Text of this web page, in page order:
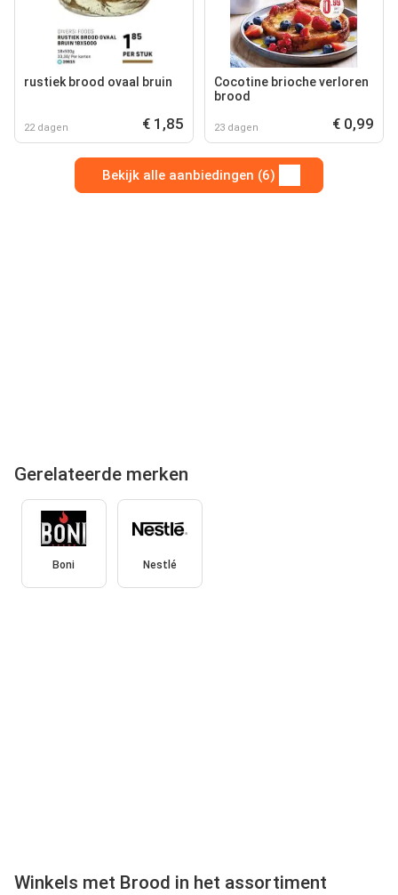
rustiek brood ovaal bruin
22 dagen € 1,85
Cocotine brioche verloren
brood
23 dagen € 0,99
Bekijk alle aanbiedingen (6)
Gerelateerde merken
Boni Nestlé
Winkels met Brood in het assortiment